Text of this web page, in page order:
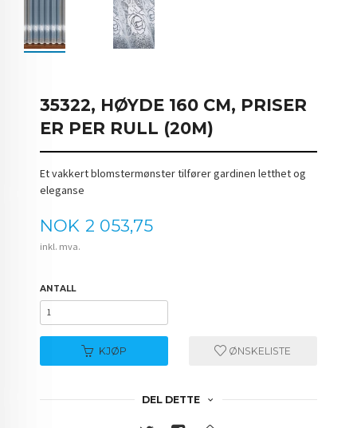
35322, HØYDE 160 CM, PRISER
ER PER RULL (20M)
Et vakkert blomstermønster tilfører gardinen letthet og
eleganse
Pris
NOK 2 053,75
inkl. mva.
ANTALL
KJØP ØNSKELISTE
DEL DETTE